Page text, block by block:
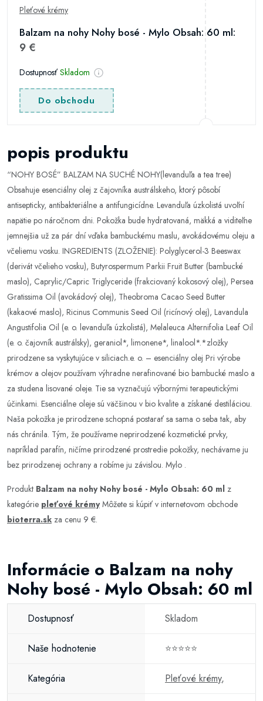
Pleťové krémy
Balzam na nohy Nohy bosé - Mylo Obsah: 60 ml:
9 €
Dostupnosť Skladom
Do obchodu
popis produktu
“NOHY BOSÉ” BALZAM NA SUCHÉ NOHY(levanduľa a tea tree)
Obsahuje esenciálny olej z čajovníka austrálskeho, ktorý pôsobí
antisepticky, antibakteriálne a antifungicídne. Levanduľa úzkolistá uvoľní
napätie po náročnom dni. Pokožka bude hydratovaná, mäkká a viditeľne
jemnejšia už za pár dní vďaka bambuckému maslu, avokádovému oleju a
včeliemu vosku. INGREDIENTS (ZLOŽENIE): Polyglycerol-3 Beeswax
(derivát včelieho vosku), Butyrospermum Parkii Fruit Butter (bambucké
maslo), Caprylic/Capric Triglyceride (frakciovaný kokosový olej), Persea
Gratissima Oil (avokádový olej), Theobroma Cacao Seed Butter
(kakaové maslo), Ricinus Communis Seed Oil (ricínový olej), Lavandula
Angustifolia Oil (e. o. levanduľa úzkolistá), Melaleuca Alternifolia Leaf Oil
(e. o. čajovník austrálsky), geraniol*, limonene*, linalool*.*zložky
prirodzene sa vyskytujúce v siliciach.e. o. – esenciálny olej Pri výrobe
krémov a olejov používam výhradne nerafinované bio bambucké maslo a
za studena lisované oleje. Tie sa vyznačujú výbornými terapeutickými
účinkami. Esenciálne oleje sú väčšinou v bio kvalite a získané destiláciou.
Naša pokožka je prirodzene schopná postarať sa sama o seba tak, aby
nás chránila. Tým, že používame neprirodzené kozmetické prvky,
napríklad parafín, ničíme prirodzené prostredie pokožky, nechávame ju
bez prirodzenej ochrany a robíme ju závislou. Mylo .
Produkt Balzam na nohy Nohy bosé - Mylo Obsah: 60 ml z
kategórie pleťové krémyMôžete si kúpiť v internetovom obchode
bioterra.sk za cenu 9 €.
Informácie o Balzam na nohy
Nohy bosé - Mylo Obsah: 60 ml
Dostupnosť Skladom
Naše hodnotenie ⭐⭐⭐⭐⭐
Kategória Pleťové krémy,